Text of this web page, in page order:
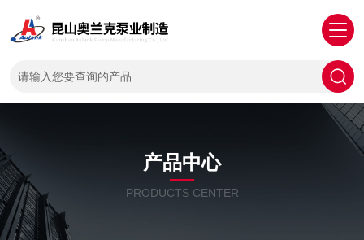
产品中心
PRODUCTS CENTER